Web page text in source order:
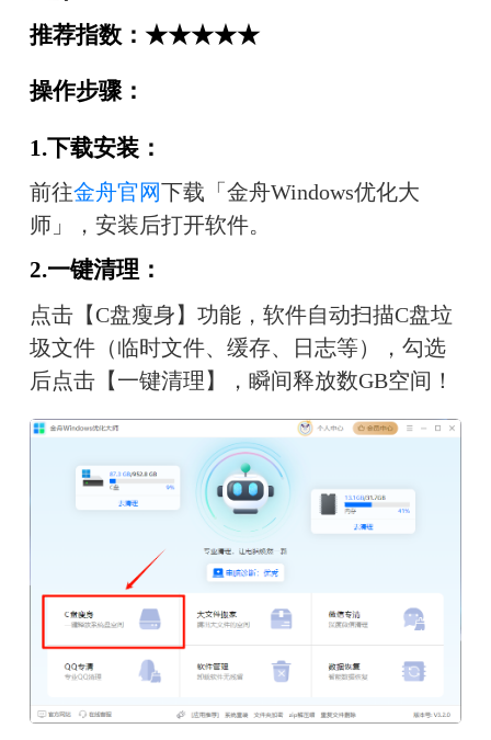
推荐指数：★★★★★
操作步骤：
1.下载安装：
前往金舟官网下载「金舟Windows优化大
师」，安装后打开软件。
2.一键清理：
点击【C盘瘦身】功能，软件自动扫描C盘垃
圾文件（临时文件、缓存、日志等），勾选
后点击【一键清理】，瞬间释放数GB空间！